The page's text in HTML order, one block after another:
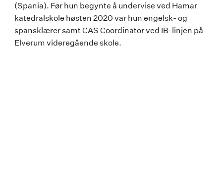
(Spania). Før hun begynte å undervise ved Hamar
katedralskole høsten 2020 var hun engelsk- og
spansklærer samt CAS Coordinator ved IB-linjen på
Elverum videregående skole.